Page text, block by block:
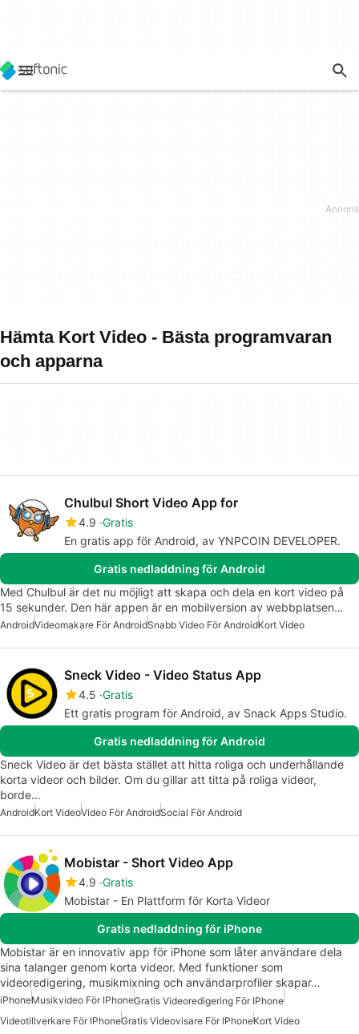
Hämta Kort Video - Bästa programvaran
och apparna
Chulbul Short Video App for
4.9 Gratis
En gratis app för Android, av YNPCOIN DEVELOPER.
Gratis nedladdning för Android
Med Chulbul är det nu möjligt att skapa och dela en kort video på
15 sekunder. Den här appen är en mobilversion av webbplatsen…
AndroidVideomakare För AndroidSnabb Video För AndroidKort Video
Sneck Video - Video Status App
4.5 Gratis
Ett gratis program för Android, av Snack Apps Studio.
Gratis nedladdning för Android
Sneck Video är det bästa stället att hitta roliga och underhållande
korta videor och bilder. Om du gillar att titta på roliga videor,
borde…
AndroidKort VideoVideo För AndroidSocial För Android
Mobistar - Short Video App
4.9 Gratis
Mobistar - En Plattform för Korta Videor
Gratis nedladdning för iPhone
Mobistar är en innovativ app för iPhone som låter användare dela
sina talanger genom korta videor. Med funktioner som
videoredigering, musikmixning och användarprofiler skapar…
iPhoneMusikvideo För IPhoneGratis Videoredigering För IPhone
Videotillverkare För IPhoneGratis Videovisare För IPhoneKort Video